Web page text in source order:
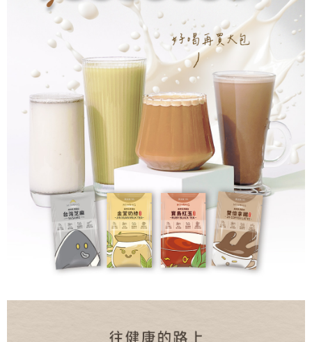
元氣穀力-洋車前籽_加購
299 NT$299
加入購物車